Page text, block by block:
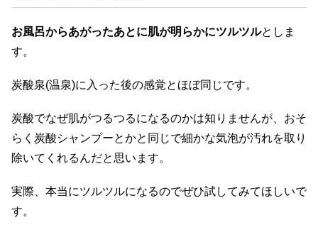
お風呂からあがったあとに肌が明らかにツルツルとしま
す。
炭酸泉(温泉)に入った後の感覚とほぼ同じです。
炭酸でなぜ肌がつるつるになるのかは知りませんが、おそ
らく炭酸シャンプーとかと同じで細かな気泡が汚れを取り
除いてくれるんだと思います。
実際、本当にツルツルになるのでぜひ試してみてほしいで
す。